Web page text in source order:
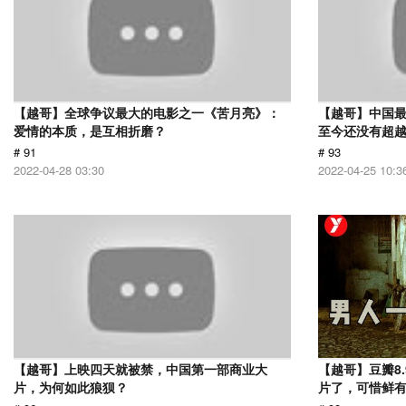
【越哥】全球争议最大的电影之一《苦月亮》：
爱情的本质，是互相折磨？
# 91
2022-04-28 03:30
【越哥】中国
至今还没有超
# 93
2022-04-25
【越哥】上映四天就被禁，中国第一部商业大
片，为何如此狼狈？
【越哥】豆瓣
片了，可惜鲜